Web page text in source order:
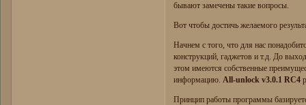
бывают замечены такие вопросы.
Вот чтобы достичь желаемого
Начнем с того, что для нас
конструкций, гаджетов и т.д. До
этом имеются собственные
информацию.All-unlock v3.0.1 RC4
Принцип работы программы